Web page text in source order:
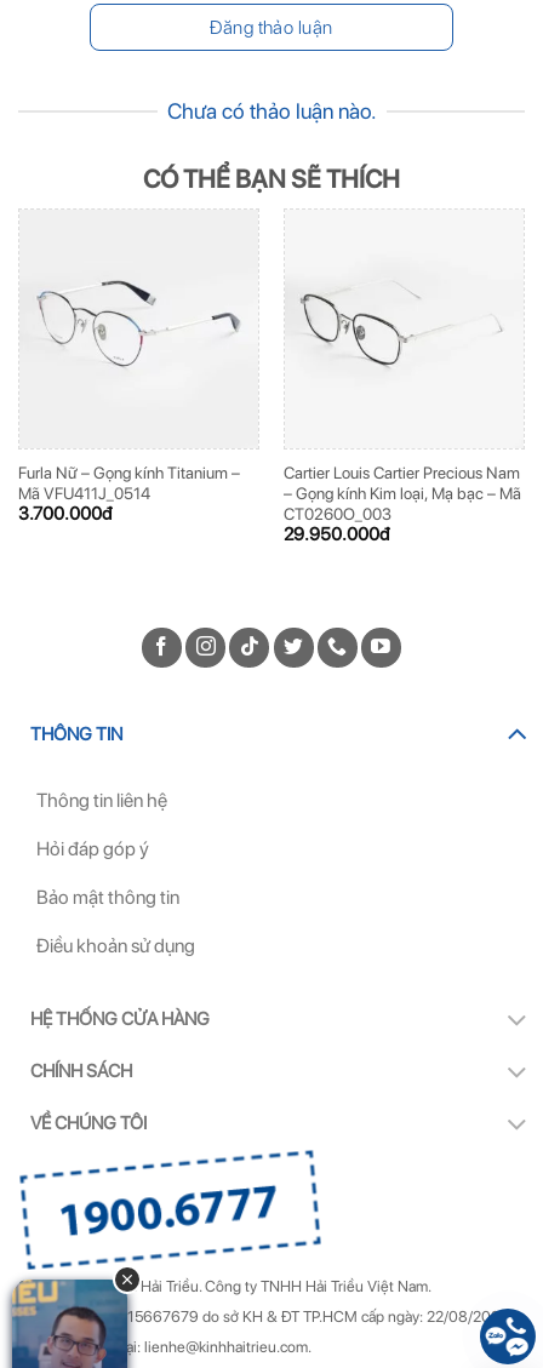
Chưa có thảo luận nào.
CÓ THỂ BẠN SẼ THÍCH
Furla Nữ – Gọng kính Titanium –
Mã VFU411J_0514
3.700.000đ
Cartier Louis Cartier Precious Nam
– Gọng kính Kim loại, Mạ bạc – Mã
CT0260O_003
29.950.000đ
THÔNG TIN
Thông tin liên hệ
Hỏi đáp góp ý
Bảo mật thông tin
Điều khoản sử dụng
HỆ THỐNG CỬA HÀNG
CHÍNH SÁCH
VỀ CHÚNG TÔI
Copyright by Kính Hải Triều. Công ty TNHH Hải Triều Việt Nam.
GPDKKD Số: 0315667679 do sở KH & ĐT TP.HCM cấp ngày: 22/08/2022.
Góp ý & Khiếu nại: lienhe@kinhhaitrieu.com.